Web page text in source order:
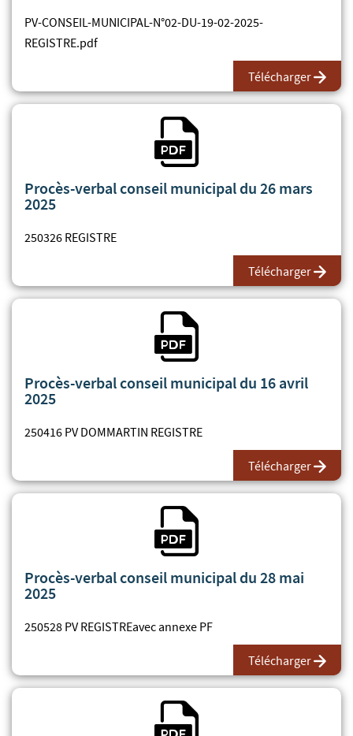
PV-CONSEIL-MUNICIPAL-N°02-DU-19-02-2025-
REGISTRE.pdf
Télécharger
Procès-verbal conseil municipal du 26 mars
2025
250326 REGISTRE
Télécharger
Procès-verbal conseil municipal du 16 avril
2025
250416 PV DOMMARTIN REGISTRE
Télécharger
Procès-verbal conseil municipal du 28 mai
2025
250528 PV REGISTREavec annexe PF
Télécharger